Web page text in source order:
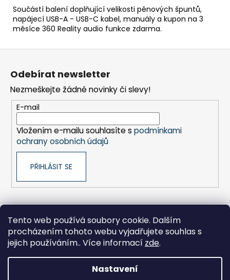
Tento web používá soubory cookie. Dalším
procházením tohoto webu vyjadřujete souhlas s
jejich používáním.. Více informací zde.
Nastavení
Součástí balení doplňující velikosti pěnových špuntů,
napájecí USB-A - USB-C kabel, manuály a kupon na 3
měsíce 360 Reality audio funkce zdarma.
Z
Odebírat newsletter
Nezmeškejte žádné novinky či slevy!
E-mail
Vložením e-mailu souhlasíte s podmínkami
ochrany osobních údajů
PŘIHLÁSIT SE
Sony pro Firmy Hikoki-nářadí Kontakty
Zpracování osobních údajů Obchodní podmínky
Moje objednávka